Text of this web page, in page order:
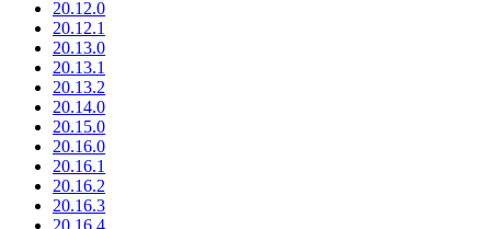
20.12.0
20.12.1
20.13.0
20.13.1
20.13.2
20.14.0
20.15.0
20.16.0
20.16.1
20.16.2
20.16.3
20.16.4